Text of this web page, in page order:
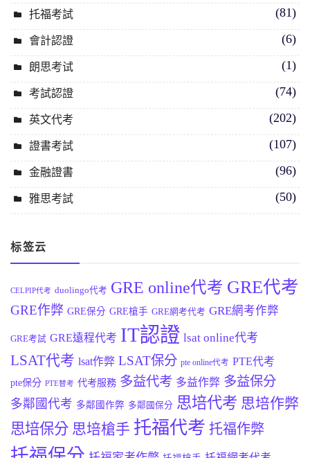
托福考試 (81)
會計認證 (6)
朗思考试 (1)
考試認證 (74)
英文代考 (202)
證書考試 (107)
金融證書 (96)
雅思考試 (50)
标签云
CELPIP代考 duolingo代考 GRE online代考 GRE代考
GRE作弊 GRE保分 GRE槍手 GRE網考代考 GRE網考作弊
GRE考試 GRE遠程代考 IT認證 lsat online代考
LSAT代考 lsat作弊 LSAT保分 pte online代考 PTE代考
pte保分 PTE替考 代考服務 多益代考 多益作弊 多益保分
多鄰國代考 多鄰國作弊 多鄰國保分 思培代考 思培作弊
思培保分 思培槍手 托福代考 托福作弊